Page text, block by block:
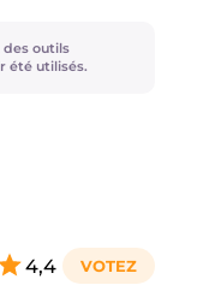
outils
été utilisés.
4,4